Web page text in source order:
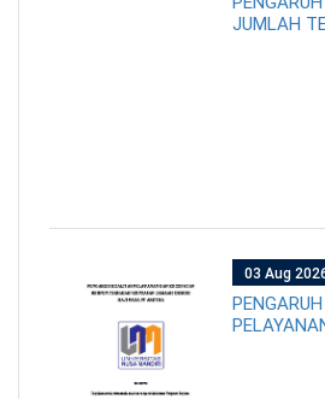
JUMLAH
03 Aug